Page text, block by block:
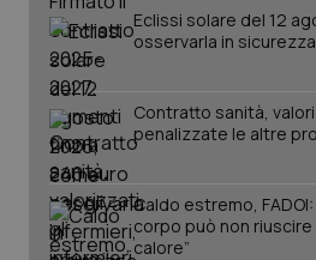
Eclissi solare del 12
osservarla in sicurezza
Contratto sanità,
penalizzate le altre
Caldo estremo,
corpo può non
calore”